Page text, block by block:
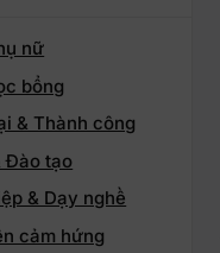
nữ
bổng
& Thành công
Đào tạo
& Dạy nghề
cảm hứng